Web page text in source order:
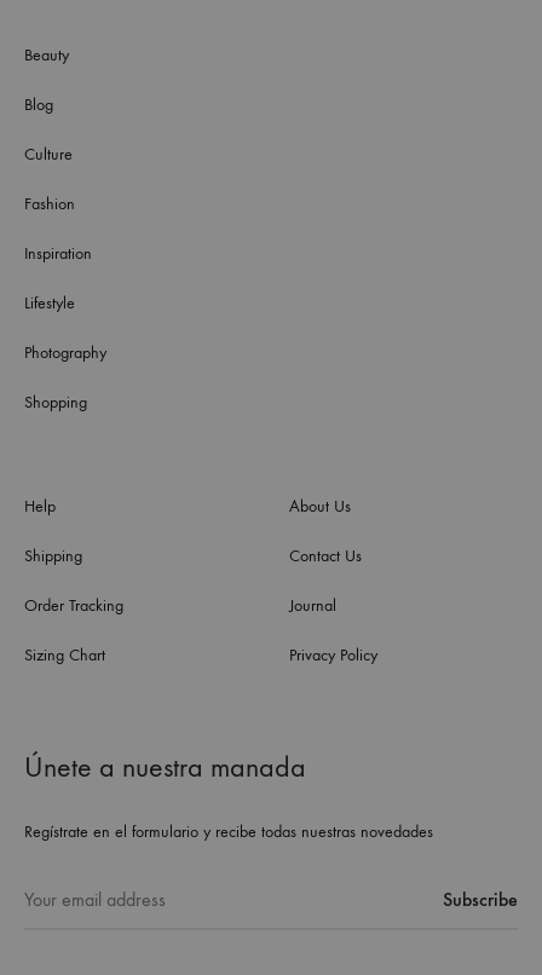
Beauty
Blog
Culture
Fashion
Inspiration
Lifestyle
Photography
Shopping
Help
Shipping
Order Tracking
Sizing Chart
About Us
Contact Us
Journal
Privacy Policy
Únete a nuestra manada
Regístrate en el formulario y recibe todas nuestras novedades